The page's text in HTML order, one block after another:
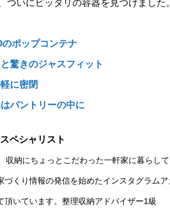
ついにピッタリの容器を見つけました。
ポップコンテナ
驚きのジャスフィット
に密閉
パントリーの中に
ペシャリスト
収納にちょっとこだわった一軒家に暮らし
づくり情報の発信を始めたインスタグラム
いています。 整理収納アドバイザー1級